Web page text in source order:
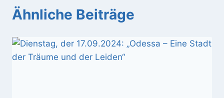
Ähnliche Beiträge